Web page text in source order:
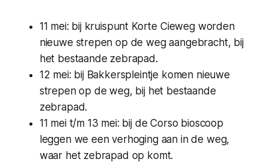
11 mei: bij kruispunt Korte Cieweg worden
nieuwe strepen op de weg aangebracht, bij
het bestaande zebrapad.
12 mei: bij Bakkerspleintje komen nieuwe
strepen op de weg, bij het bestaande
zebrapad.
11 mei t/m 13 mei: bij de Corso bioscoop
leggen we een verhoging aan in de weg,
waar het zebrapad op komt.